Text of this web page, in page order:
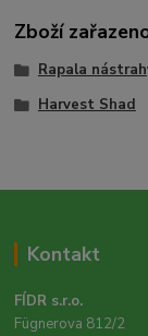
Zboží
Rapala
Harvest Shad
Kontakt
FÍDR s.r.o.
Fügnerova 812/2